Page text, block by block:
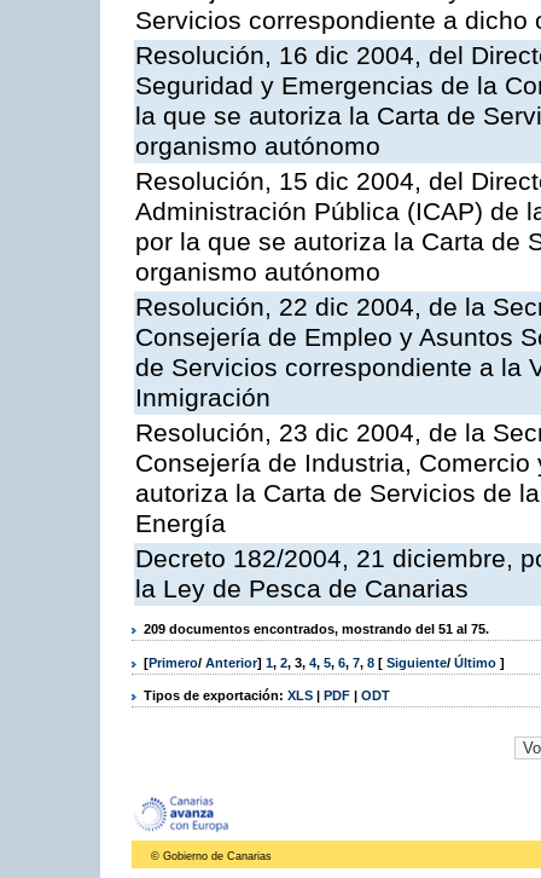
Servicios correspondiente a dicho
Resolución, 16 dic 2004, del
Seguridad y Emergencias de la
la que se autoriza la Carta de
organismo autónomo
Resolución, 15 dic 2004, del
Administración Pública (ICAP) de
por la que se autoriza la Carta de
organismo autónomo
Resolución, 22 dic 2004, de la
Consejería de Empleo y Asuntos
de Servicios correspondiente a la
Inmigración
Resolución, 23 dic 2004, de la
Consejería de Industria,
autoriza la Carta de Servicios de
Energía
Decreto 182/2004, 21 diciembre,
la Ley de Pesca de Canarias
209 documentos encontrados, mostrando del 51 al 75.
[Primero/ Anterior] 1, 2, 3, 4, 5, 6, 7, 8 [ Siguiente/ Último ]
Tipos de exportación: XLS | PDF | ODT
© Gobierno de Canarias